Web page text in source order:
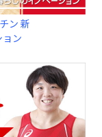
ン 新
ョン